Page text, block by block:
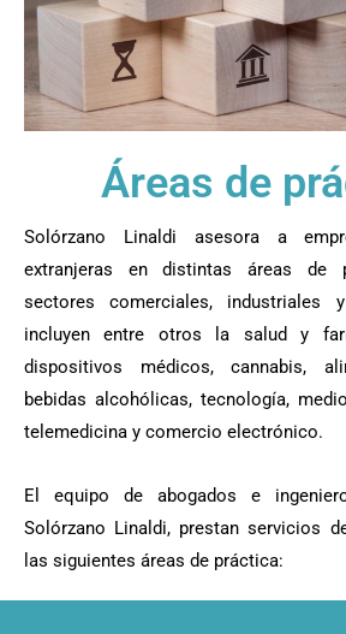
Áreas de
Solórzano Linaldi asesora a
extranjeras en distintas áreas de
sectores comerciales, industriales
incluyen entre otros la salud y
dispositivos médicos, cannabis,
bebidas alcohólicas, tecnología,
telemedicina y comercio electrónico.
El equipo de abogados e
Solórzano Linaldi, prestan servicios
las siguientes áreas de práctica: